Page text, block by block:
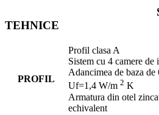
TEHNICE
PROFIL
Profil clasa A
Sistem cu 4 camere de
Adancimea de baza de
Uf=1,4 W/m 2 K
Armatura din otel
echivalent